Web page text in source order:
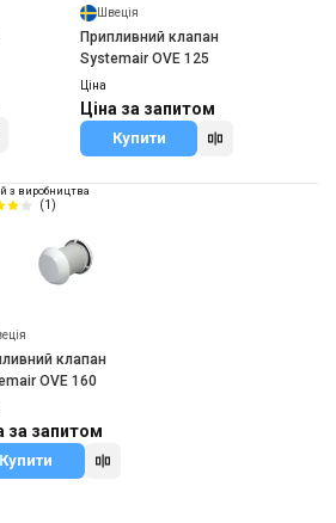
Швеція
Припливний клапан
Systemair OVE 125
Ціна
Ціна за запитом
Купити
з виробництва
(1)
клапан
OVE 160
за запитом
Купити